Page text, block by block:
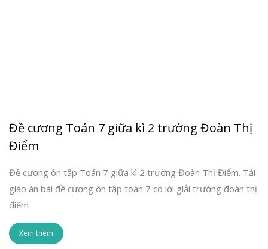
Đề cương Toán 7 giữa kì 2 trường Đoàn Thị
Điểm
Đề cương ôn tập Toán 7 giữa kì 2 trường Đoàn Thị Điểm. Tải
giáo án bài đề cương ôn tập toán 7 có lời giải trường đoàn thị
điểm
Xem thêm